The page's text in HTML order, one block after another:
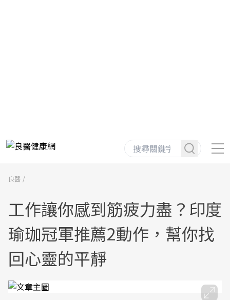
良醫
工作讓你感到筋疲力盡？印度
瑜珈冠軍推薦2動作，幫你找
回心靈的平靜